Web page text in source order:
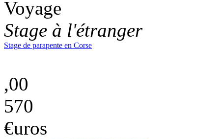
Voyage
Stage à l'étranger
Stage de parapente en Corse
,00
570
€uros